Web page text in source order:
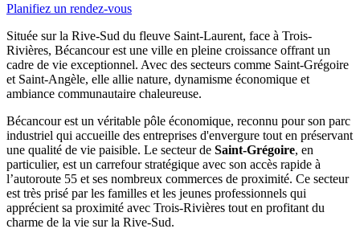
Planifiez un rendez-vous
Située sur la Rive-Sud du fleuve Saint-Laurent, face à Trois-
Rivières, Bécancour est une ville en pleine croissance offrant un
cadre de vie exceptionnel. Avec des secteurs comme Saint-Grégoire
et Saint-Angèle, elle allie nature, dynamisme économique et
ambiance communautaire chaleureuse.
Bécancour est un véritable pôle économique, reconnu pour son parc
industriel qui accueille des entreprises d'envergure tout en préservant
une qualité de vie paisible. Le secteur de Saint-Grégoire, en
particulier, est un carrefour stratégique avec son accès rapide à
l’autoroute 55 et ses nombreux commerces de proximité. Ce secteur
est très prisé par les familles et les jeunes professionnels qui
apprécient sa proximité avec Trois-Rivières tout en profitant du
charme de la vie sur la Rive-Sud.